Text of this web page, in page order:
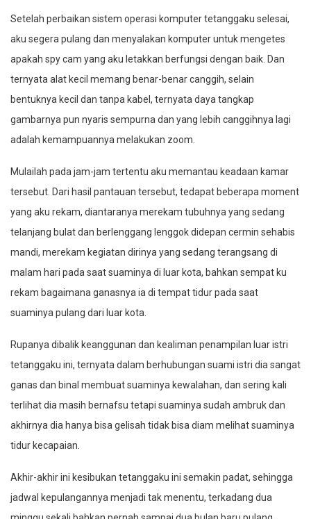
Setelah perbaikan sistem operasi komputer tetanggaku selesai,
aku segera pulang dan menyalakan komputer untuk mengetes
apakah spy cam yang aku letakkan berfungsi dengan baik. Dan
ternyata alat kecil memang benar-benar canggih, selain
bentuknya kecil dan tanpa kabel, ternyata daya tangkap
gambarnya pun nyaris sempurna dan yang lebih canggihnya lagi
adalah kemampuannya melakukan zoom.
Mulailah pada jam-jam tertentu aku memantau keadaan kamar
tersebut. Dari hasil pantauan tersebut, tedapat beberapa moment
yang aku rekam, diantaranya merekam tubuhnya yang sedang
telanjang bulat dan berlenggang lenggok didepan cermin sehabis
mandi, merekam kegiatan dirinya yang sedang terangsang di
malam hari pada saat suaminya di luar kota, bahkan sempat ku
rekam bagaimana ganasnya ia di tempat tidur pada saat
suaminya pulang dari luar kota.
Rupanya dibalik keanggunan dan kealiman penampilan luar istri
tetanggaku ini, ternyata dalam berhubungan suami istri dia sangat
ganas dan binal membuat suaminya kewalahan, dan sering kali
terlihat dia masih bernafsu tetapi suaminya sudah ambruk dan
akhirnya dia hanya bisa gelisah tidak bisa diam melihat suaminya
tidur kecapaian.
Akhir-akhir ini kesibukan tetanggaku ini semakin padat, sehingga
jadwal kepulangannya menjadi tak menentu, terkadang dua